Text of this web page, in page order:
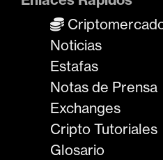
Noticias
Estafas
Notas de Prensa
Exchanges
Cripto Tutoriales
Glosario